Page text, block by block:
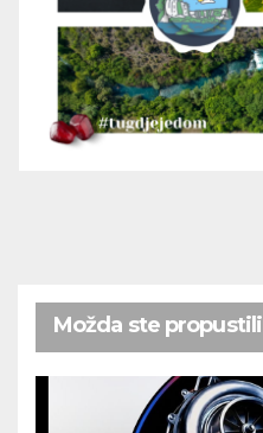
Možda ste propustili